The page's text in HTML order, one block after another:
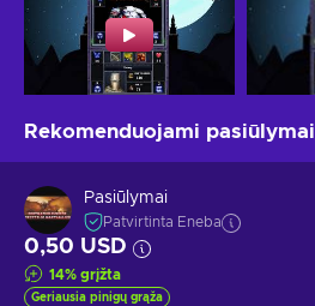
Rekomenduojami pasiūlymai
Pasiūlymai
Patvirtinta Eneba
0,50 USD
14% grįžta
Geriausia pinigų grąža